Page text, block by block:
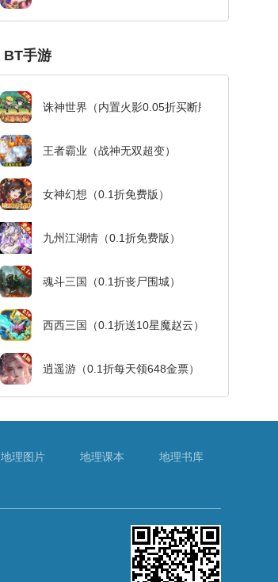
BT手游
诛神世界（内置火影0.05折买断版）
王者霸业（战神无双超变）
女神幻想（0.1折免费版）
九州江湖情（0.1折免费版）
魂斗三国（0.1折丧尸围城）
西西三国（0.1折送10星魔赵云）
逍遥游（0.1折每天领648金票）
地理图片 地理课本
地理书库